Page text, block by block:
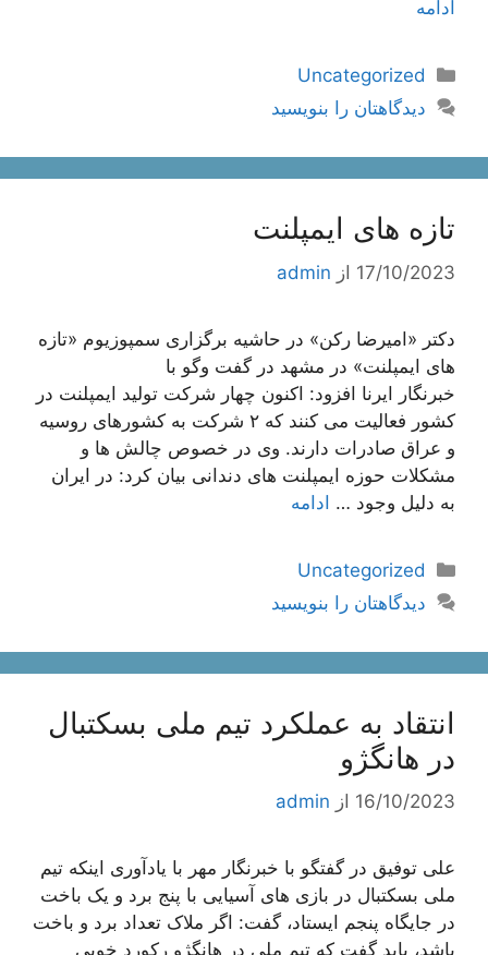
ادامه
دسته‌ها
Uncategorized
دیدگاهتان را بنویسید
تازه های ایمپلنت
17/10/2023 از admin
دکتر «امیرضا رکن» در حاشیه برگزاری سمپوزیوم «تازه
های ایمپلنت» در مشهد در گفت وگو با
خبرنگار ایرنا افزود: اکنون چهار شرکت تولید ایمپلنت در
کشور فعالیت می کنند که ۲ شرکت به کشورهای روسیه
و عراق صادرات دارند. وی در خصوص چالش ها و
مشکلات حوزه ایمپلنت های دندانی بیان کرد: در ایران
به دلیل وجود … ادامه
دسته‌ها
Uncategorized
دیدگاهتان را بنویسید
انتقاد به عملکرد تیم ملی بسکتبال
در هانگژو
16/10/2023 از admin
علی توفیق در گفتگو با خبرنگار مهر با یادآوری اینکه تیم
ملی بسکتبال در بازی های آسیایی با پنج برد و یک باخت
در جایگاه پنجم ایستاد، گفت: اگر ملاک تعداد برد و باخت
باشد، باید گفت که تیم ملی در هانگژو رکورد خوبی